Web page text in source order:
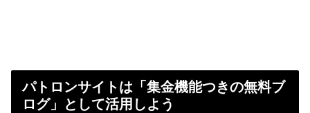
パトロンサイトは「集金機能つきの無料ブ
ログ」として活用しよう